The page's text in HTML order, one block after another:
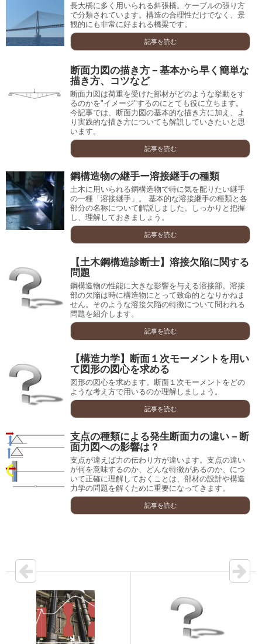
長大橋に多く用いられる斜張橋。ケーブルの張り方
で分類されています。構造の合理性だけでなく、景
観的にも非常に好まれる橋梁です。
記事を読む
断面力図の描き方－基本から早く簡単な
描き方、コツなど
断面力図は荷重を受けた部材がどのような挙動をす
るのかを"イメージ"するのにとても役に立ちます。
今記事では、断面力図の基本的な描き方に加え、よ
り実践的な描き方についても解説していきたいと思
います。
記事を読む
鋼構造物の継手ー溶接継手の種類
土木に用いられる鋼構造物で特に気を配りたい継手
の一種「溶接継手」。 基本的な溶接継手の種類と各
部分の名称について解説しました。しっかりと把握
し、理解しておきましょう。
記事を読む
【土木鋼構造診断士】溶接欠陥に関する
問題
鋼構造物の性能に大きな影響を与える溶接部。溶接
部の欠陥は時に構造物にとって致命的となりかねま
せん。そのような溶接欠陥の特徴について問われる
問題を紹介します。
記事を読む
【構造力学】断面１次モーメントを用い
て図形の図心を求める
図形の図心を求めます。断面１次モーメントをどの
ような考え方で用いるのか理解しましょう。
記事を読む
支点の種類による発生断面力の違い－断
面力図への影響は？
支点が違えば力の伝わり方が違います。支点の違い
が何を意味するのか、どんな特徴があるのか、につ
いて正確に理解しておくことは、部材の設計や構造
力学の問題を解くために重要になってきます。
記事を読む